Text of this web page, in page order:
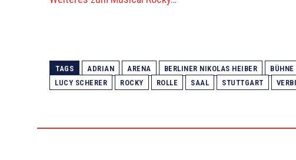
TAGS ADRIAN ARENA BERLINER NIKOLAS HEIBER BÜHNE
LUCY SCHERER
ROCKY ROLLE SAAL STUTTGART